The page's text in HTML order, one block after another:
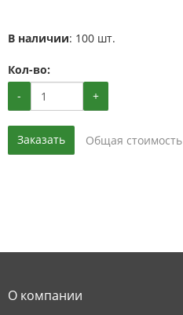
В наличии: 100 шт.
Кол-во:
-
+
Заказать Общая стоимость
О компании